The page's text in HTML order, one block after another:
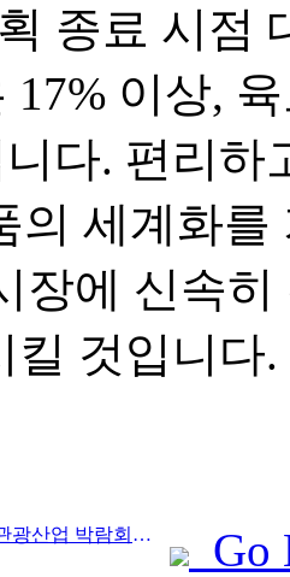
종료 시점
17% 이상,
다. 편리
의 세계화
장에 신속
킬 것입니다.
Prev:2025년 중국 문화관광산업 박람회는 9월 12일부터 14일까지 우한에서 개최됩니다.
Go